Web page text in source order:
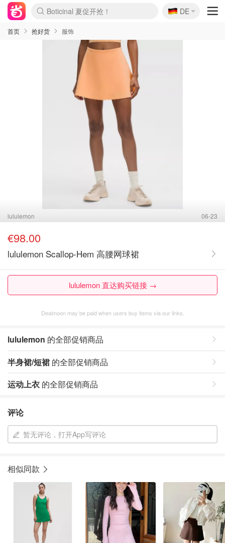
4折！lulu周四疯狂上新
还没结束！&OtherStories大促
Joybuy变相75折 随时失效
速领！Stanley独家85折
疑似霸哥！Camper额外叠85折
Zalando 奥莱闪促！每日更新
Moncler反季囤！5折起+叠9折
Coach Brooklyn仅€192
🇩🇪
DE
首页 抢好货 服饰
lululemon 06-23
€98.00
lululemon Scallop-Hem 高腰网球裙
lululemon 直达购买链接 →
Dealmoon may be paid when users buy items via our links.
lululemon 的全部促销商品
半身裙/短裙 的全部促销商品
运动上衣 的全部促销商品
评论
暂无评论，打开App写评论
相似同款